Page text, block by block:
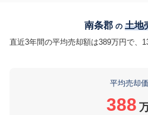
南条郡 の 土地
直近3年間の平均売却額は389万円で、
平均売却
388